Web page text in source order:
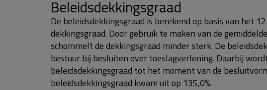
Beleidsdekkingsgraad
De beleidsdekkingsgraad is berekend op basis van het
dekkingsgraad. Door gebruik te maken van de
schommelt de dekkingsgraad minder sterk. De
bestuur bij besluiten over toeslagverlening. Daarbij
beleidsdekkingsgraad tot het moment van de
beleidsdekkingsgraad kwam uit op 135,0%.